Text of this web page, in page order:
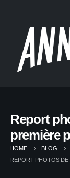
Report
première
HOME
BLOG
REPORT PHOTOS